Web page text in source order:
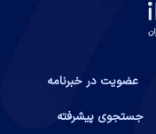
عضویت در خبرنامه
جستجوی پیشرفته